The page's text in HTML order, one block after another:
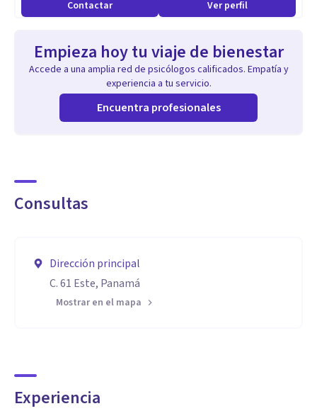
Realizo procesos de orientación vocacional y profesional.
Aptitudes
Te ayudaré a desarrollar tu potencial considerando los
factores internos y externos
Contactar Ver perfil
Empieza hoy tu viaje de bienestar
Accede a una amplia red de psicólogos calificados. Empatía y
experiencia a tu servicio.
Encuentra profesionales
Consultas
Dirección principal
C. 61 Este, Panamá
Mostrar en el mapa
Experiencia